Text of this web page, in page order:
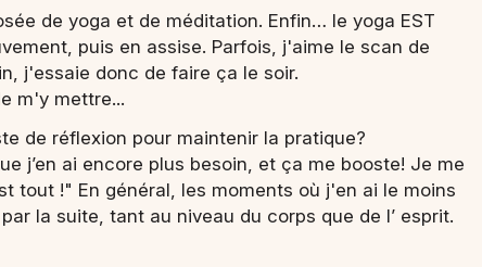
de yoga et de méditation. Enfin… le yoga EST
puis en assise. Parfois, j'aime le scan de
j'essaie donc de faire ça le soir.
m'y mettre...
de réflexion pour maintenir la pratique?
j’en ai encore plus besoin, et ça me booste! Je me
tout !" En général, les moments où j'en ai le moins
la suite, tant au niveau du corps que de l’ esprit.